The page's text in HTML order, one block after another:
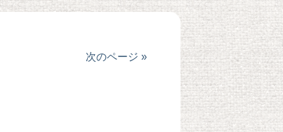
次のページ »